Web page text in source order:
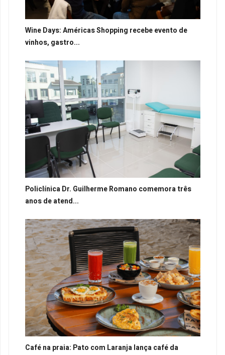
Wine Days: Américas Shopping recebe evento de
vinhos, gastro...
Policlínica Dr. Guilherme Romano comemora três
anos de atend...
Café na praia: Pato com Laranja lança café da